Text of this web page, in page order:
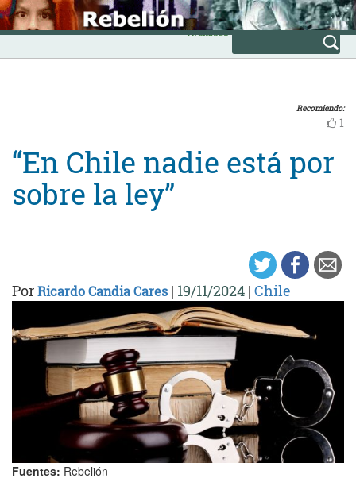
Skip
to
content
INICIO
Avanzada
Recomiendo:
1
“En Chile nadie está por
sobre la ley”
PorRicardo Candia Cares | 19/11/2024 | Chile
Fuentes: Rebelión